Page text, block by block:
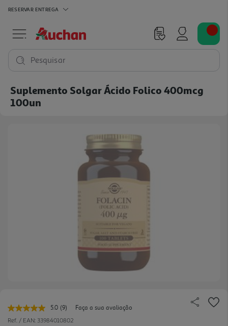
RESERVAR ENTREGA
Pesquisar
Suplemento Solgar Ácido Folico 400mcg
100un
5.0 Leu
9
(9)
Faça a sua avaliação
Ref. / EAN: 33984010802